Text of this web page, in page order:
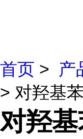
首页 > 产
> 对羟基
对羟